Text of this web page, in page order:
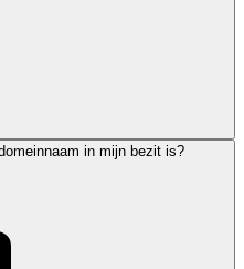
in mijn bezit is?